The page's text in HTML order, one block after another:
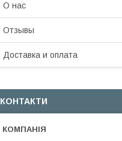
О нас
Отзывы
Доставка и оплата
КОНТАКТИ